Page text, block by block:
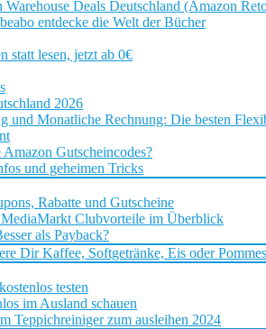
Warehouse Deals Deutschland (Amazon
entdecke die Welt der Bücher
statt lesen, jetzt ab 0€
2026
und Monatliche Rechnung: Die besten
Gutscheincodes?
und geheimen Tricks
Rabatte und Gutscheine
Clubvorteile im Überblick
als Payback?
Dir Kaffee, Softgetränke, Eis oder
testen
im Ausland schauen
Teppichreiniger zum ausleihen 2024